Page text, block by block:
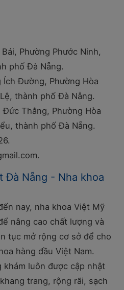
Phường Phước Ninh,
phố Đà Nẵng.
Ích Đường, Phường Hòa
thành phố Đà Nẵng.
Đức Thắng, Phường Hòa
thành phố Đà Nẵng.
Đà Nẵng - Nha khoa
nay, nha khoa Việt Mỹ
nâng cao chất lượng và
tục mở rộng cơ sở để cho
hàng đầu Việt Nam.
luôn được cập nhật
trang, rộng rãi, sạch